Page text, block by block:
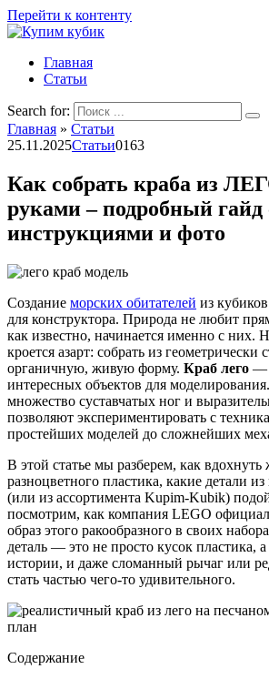
Перейти к контенту
Главная
Статьи
Search for:
Главная » Статьи
25.11.2025Статьи0163
Как собрать краба из
руками – подробный гайд
инструкциями и фото
Создание морских обитателей из
для конструктора. Природа не любит
как известно, начинается именно с них.
кроется азарт: собрать из геометрически
органичную, живую форму. Краб лего —
интересных объектов для
множество суставчатых ног и
позволяют экспериментировать с
простейших моделей до сложнейших
В этой статье мы разберем, как вдохнуть
разноцветного пластика, какие детали
(или из ассортимента Kupim-Kubik)
посмотрим, как компания LEGO
образ этого ракообразного в своих
деталь — это не просто кусок пластика,
истории, и даже сломанный рычаг или
стать частью чего-то удивительного.
Содержание